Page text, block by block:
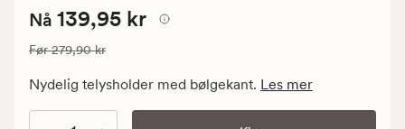
Nåværende
139,95
kr.
Nåværende pris
Nå 139,95 kr
Vanlig pris 279,90 kr
Før279,90 kr
Nydelig telysholder med bølgekant. Les mer